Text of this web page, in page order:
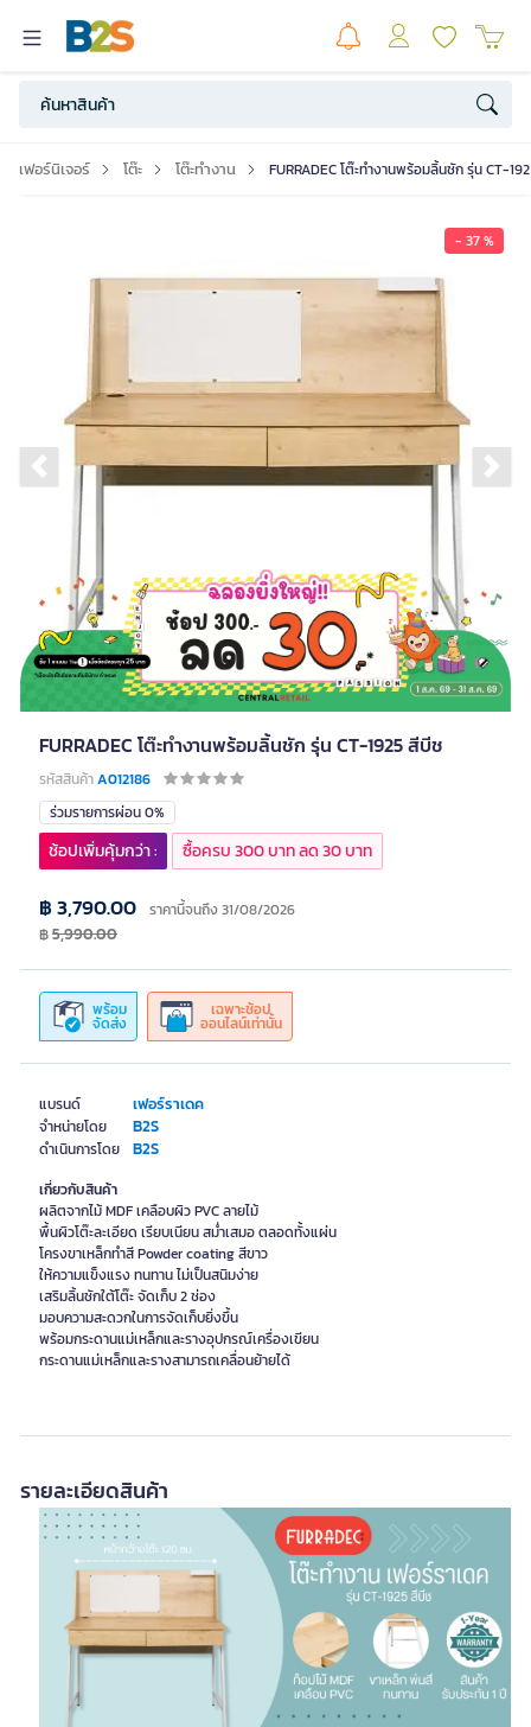
เฟอร์นิเจอร์ โต๊ะ โต๊ะทำงาน FURRADEC โต๊ะทำงานพร้อมลิ้นชัก รุ่น CT-
- 37 %
Previous slide
FURRADEC โต๊ะทำงานพร้อมลิ้นชัก รุ่น CT-1925 สีบีช
รหัสสินค้าA012186
แบรนด์ เฟอร์ราเดค
จำหน่ายโดย B2S
ดำเนินการโดย B2S
ร่วมรายการผ่อน 0%
พร้อม
จัดส่ง
เฉพาะช้อป
ออนไลน์เท่านั้น
฿ 3,790.00 ราคานี้จนถึง 31/08/2026
฿5,990.00
ช้อปเพิ่มคุ้มกว่า : ซื้อครบ 300 บาท ลด 30 บาท
เกี่ยวกับสินค้า
ผลิตจากไม้ MDF เคลือบผิว PVC ลายไม้
พื้นผิวโต๊ะละเอียด เรียบเนียน สม่ำเสมอ ตลอดทั้งแผ่น
โครงขาเหล็กทำสี Powder coating สีขาว
ให้ความแข็งแรง ทนทาน ไม่เป็นสนิมง่าย
เสริมลิ้นชักใต้โต๊ะ จัดเก็บ 2 ช่อง
มอบความสะดวกในการจัดเก็บยิ่งขึ้น
พร้อมกระดานแม่เหล็กและรางอุปกรณ์เครื่องเขียน
กระดานแม่เหล็กและรางสามารถเคลื่อนย้ายได้
รายละเอียดสินค้า